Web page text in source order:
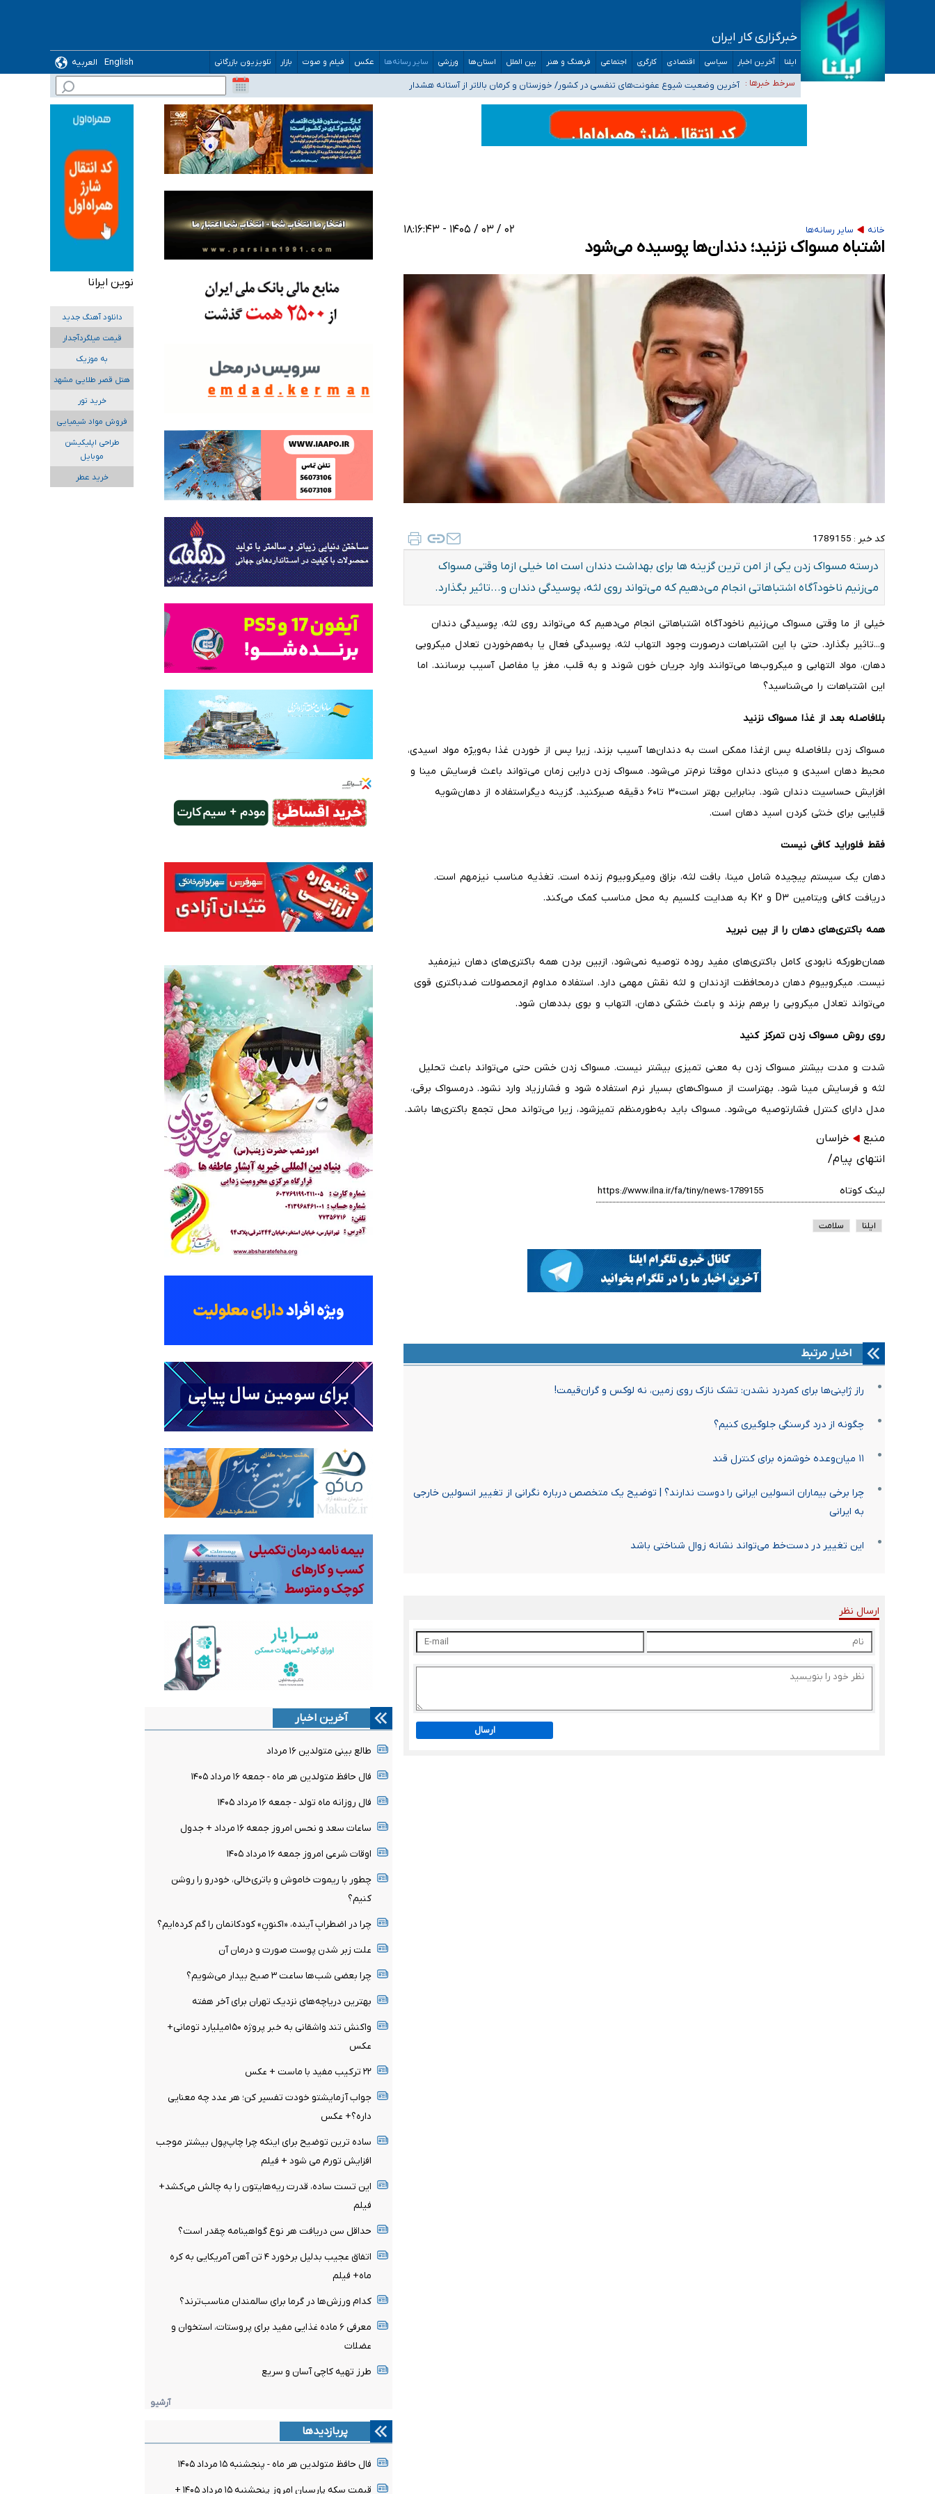
خبرگزاری کار ایران
ایلنا آخرین اخبار سیاسی اقتصادی کارگری اجتماعی فرهنگ و هنر بین الملل استان‌ها ورزشی سایر رسانه‌ها عکس فیلم و صوت بازار تلویزیون بازرگانی English
العربیه
سرخط خبرها :
تعویق آزمون ورودی دکترای تخصصی فرماندهی صحنه عملیات و دکترای تخصصی جغرافیای نظامی دافوس آجا
خبرنگاران راویان حقیقت با دغدغه نان، مسکن و بیمه
آخرین وضعیت شیوع عفونت‌های تنفسی در کشور/ خوزستان و کرمان بالاتر از آستانه هشدار
هیچ پرستاری بازداشت یا اخراج نشده است/ از رئیس جمهور خواستیم ورود کند
ثبت‌نام بخش عمده دانش‌آموزان مدارس ایرانی امارات در کشور/ درباره محصلان باقی‌مانده در دبی متناسب با شرایط جدید تصمیم‌گیری می‌شود
خانه سایر رسانه‌ها ۰۲ / ۰۳ / ۱۴۰۵ - ۱۸:۱۶:۴۳
اشتباه مسواک نزنید؛ دندان‌ها پوسیده می‌شود
کد خبر : 1789155
درسته مسواک زدن یکی از امن ترین گزینه ها برای بهداشت دندان است اما خیلی ازما وقتی مسواک
می‌زنیم ناخودآگاه اشتباهاتی انجام می‌دهیم که می‌تواند روی لثه، پوسیدگی دندان و...تاثیر بگذارد.
خیلی از ما وقتی مسواک می‌زنیم ناخودآگاه اشتباهاتی انجام می‌دهیم که می‌تواند روی لثه، پوسیدگی دندان
و...تاثیر بگذارد. حتی با این اشتباهات درصورت وجود التهاب لثه، پوسیدگی فعال یا به‌هم‌خوردن تعادل میکروبی
دهان، مواد التهابی و میکروب‌ها می‌توانند وارد جریان خون شوند و به قلب، مغز یا مفاصل آسیب برسانند. اما
این اشتباهات را می‌شناسید؟
بلافاصله بعد از غذا مسواک نزنید
مسواک زدن بلافاصله پس ازغذا ممکن است به دندان‌ها آسیب بزند، زیرا پس از خوردن غذا به‌ویژه مواد اسیدی،
محیط دهان اسیدی و مینای دندان موقتا نرم‌تر می‌شود. مسواک زدن دراین زمان می‌تواند باعث فرسایش مینا و
افزایش حساسیت دندان شود. بنابراین بهتر است۳۰ تا۶۰ دقیقه صبرکنید. گزینه دیگراستفاده از دهان‌شویه
قلیایی برای خنثی کردن اسید دهان است.
فقط فلوراید کافی نیست
دهان یک سیستم پیچیده شامل مینا، بافت لثه، بزاق ومیکروبیوم زنده است. تغذیه مناسب نیزمهم است.
دریافت کافی ویتامین D۳ و K۲ به هدایت کلسیم به محل مناسب کمک می‌کند.
همه باکتری‌های دهان را از بین نبرید
همان‌طورکه نابودی کامل باکتری‌های مفید روده توصیه نمی‌شود، ازبین بردن همه باکتری‌های دهان نیزمفید
نیست. میکروبیوم دهان درمحافظت ازدندان و لثه نقش مهمی دارد. استفاده مداوم ازمحصولات ضدباکتری قوی
می‌تواند تعادل میکروبی را برهم بزند و باعث خشکی دهان، التهاب و بوی بددهان شود.
روی روش مسواک‌ زدن تمرکز کنید
شدت و مدت بیشتر مسواک زدن به معنی تمیزی بیشتر نیست. مسواک زدن خشن حتی می‌تواند باعث تحلیل
لثه و فرسایش مینا شود. بهتراست از مسواک‌های بسیار نرم استفاده شود و فشارزیاد وارد نشود. درمسواک برقی،
مدل دارای کنترل فشارتوصیه می‌شود. مسواک باید به‌طورمنظم تمیزشود، زیرا می‌تواند محل تجمع باکتری‌ها باشد.
منبع
خراسان
انتهای پیام/
لینک کوتاه
ایلنا سلامت
اخبار مرتبط
راز ژاپنی‌ها برای کمردرد نشدن: تشک نازک روی زمین، نه لوکس و گران‌قیمت!
چگونه از درد گرسنگی جلوگیری کنیم؟
۱۱ میان‌وعده خوشمزه برای کنترل قند
چرا برخی بیماران انسولین ایرانی را دوست ندارند؟ | توضیح یک متخصص درباره نگرانی از تغییر انسولین خارجی
به ایرانی
این تغییر در دست‌خط می‌تواند نشانه زوال شناختی باشد
ارسال نظر
ارسال
آخرین اخبار
طالع بینی متولدین ۱۶ مرداد
فال حافظ متولدین هر ماه - جمعه ۱۶ مرداد ۱۴۰۵
فال روزانه ماه تولد - جمعه ۱۶ مرداد ۱۴۰۵
ساعات سعد و نحس امروز جمعه ۱۶ مرداد + جدول
اوقات شرعی امروز جمعه ۱۶ مرداد ۱۴۰۵
چطور با ریموت خاموش و باتری‌خالی، خودرو را روشن
کنیم؟
چرا در اضطرابِ آینده، «اکنونِ» کودکانمان را گم کرده‌ایم؟
علت زبر شدن پوست صورت و درمان آن
چرا بعضی شب‌ها ساعت ۳ صبح بیدار می‌شویم؟
بهترین دریاچه‌های نزدیک تهران برای آخر هفته
واکنش تند واشقانی به خبر پروژه ۱۵۰میلیارد تومانی+
عکس
۲۲ ترکیب مفید با ماست + عکس
جواب آزمایشتو خودت تفسیر کن؛ هر عدد چه معنایی
داره؟+ عکس
ساده ترین توضیح برای اینکه چرا چاپ‌پول بیشتر موجب
افزایش تورم می شود + فیلم
این تست ساده، قدرت ریه‌هایتون را به چالش می‌کشد+
فیلم
حداقل سن دریافت هر نوع گواهینامه چقدر است؟
اتفاق عجیب بدلیل برخورد ۴ تن آهن آمریکایی به کره
ماه+ فیلم
کدام ورزش‌ها در گرما برای سالمندان مناسب‌ترند؟
معرفی ۶ ماده غذایی مفید برای پروستات، استخوان و
عضلات
طرز تهیه کاچی آسان و سریع
آرشیو
پربازدیدها
فال حافظ متولدین هر ماه - پنجشنبه ۱۵ مرداد ۱۴۰۵
قیمت سکه پارسیان امروز پنجشنبه ۱۵ مرداد ۱۴۰۵ +
نوین ایرانا
دانلود آهنگ جدید
قیمت میلگردآجدار
به موزیک
هتل قصر طلایی مشهد
خرید تور
فروش مواد شیمیایی
طراحی اپلیکیشن
موبایل
خرید عطر